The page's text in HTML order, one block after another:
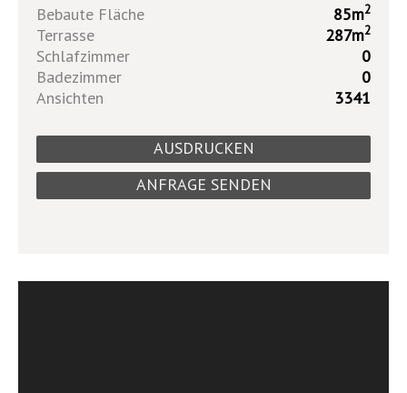
Bebaute Fläche 85m2
Terrasse 287m2
Schlafzimmer
0
Badezimmer
0
Ansichten
3341
AUSDRUCKEN
ANFRAGE SENDEN